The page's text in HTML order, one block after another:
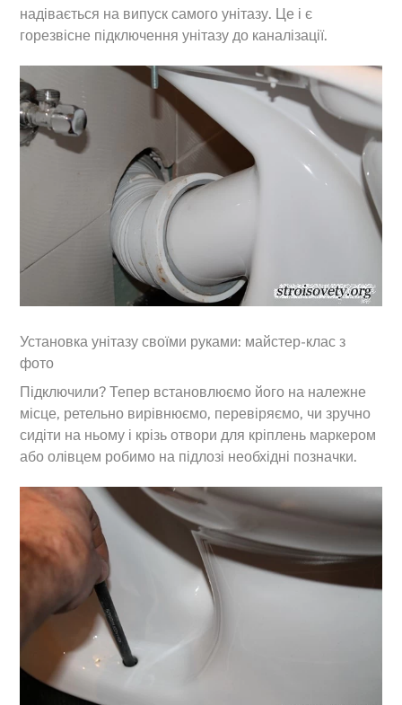
надівається на випуск самого унітазу. Це і є
горезвісне підключення унітазу до каналізації.
Установка унітазу своїми руками: майстер-клас з
фото
Підключили? Тепер встановлюємо його на належне
місце, ретельно вирівнюємо, перевіряємо, чи зручно
сидіти на ньому і крізь отвори для кріплень маркером
або олівцем робимо на підлозі необхідні позначки.